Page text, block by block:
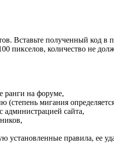
Вставьте полученный код в
пикселов, количество не
ранги на форуме,
мигания
администрацией сайта,
установленные правила, ее